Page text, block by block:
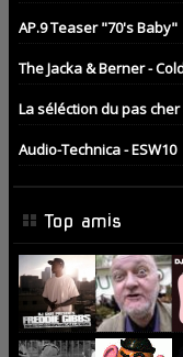
AP.9 Teaser "70's Baby"
The Jacka & Berner -
La séléction du pas
Audio-Technica - ESW10
Top amis